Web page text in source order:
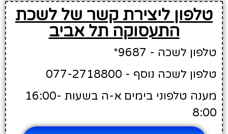
טלפון ליצירת קשר של לשכת
התעסוקה תל אביב
טלפון לשכה - 9687*
טלפון לשכה נוסף - 077-2718800
מענה טלפוני בימים א-ה בשעות 16:00-
8:00